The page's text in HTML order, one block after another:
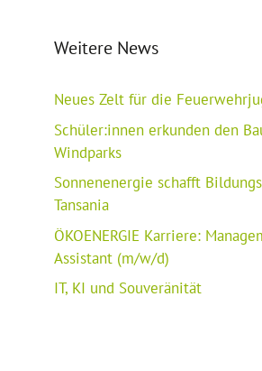
Weitere News
Neues Zelt für die
Schüler:innen erkunden den
Windparks
Sonnenenergie schafft
Tansania
ÖKOENERGIE Karriere:
Assistant (m/w/d)
IT, KI und Souveränität